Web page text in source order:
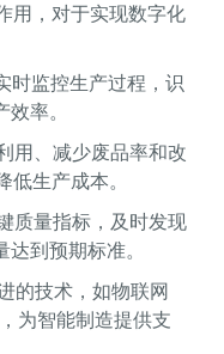
用，对于实现数字化
时监控生产过程，识
率。
用、减少废品率和改
生产成本。
质量指标，及时发现
到预期标准。
的技术，如物联网
为智能制造提供支